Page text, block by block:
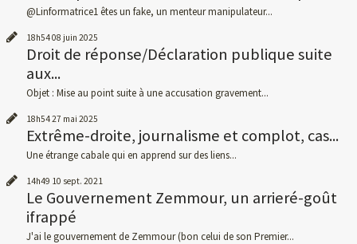
@Linformatrice1 êtes un fake, un menteur manipulateur...
18h5408 juin 2025
Droit de réponse/Déclaration publique suite
aux...
Objet : Mise au point suite à une accusation gravement...
18h5427 mai 2025
Extrême-droite, journalisme et complot, cas...
Une étrange cabale qui en apprend sur des liens...
14h49 10 sept. 2021
Le Gouvernement Zemmour, un arrieré-goût
ifrappé
J'ai le gouvernement de Zemmour (bon celui de son Premier...